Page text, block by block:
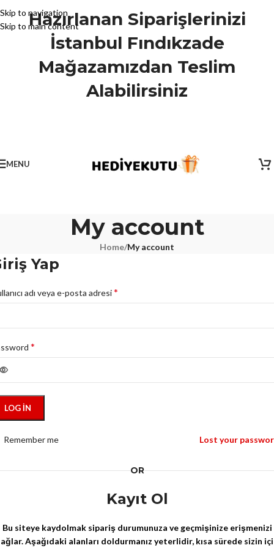
Skip to navigation
Skip to main content
Hazırlanan Siparişlerinizi
İstanbul Fındıkzade
Mağazamızdan Teslim
Alabilirsiniz
MENU
My account
Home/My account
Yap
adı veya e-posta adresi*
*
LOG IN
Lost your
Remember me
OR
Kayıt Ol
Bu siteye kaydolmak sipariş durumunuza ve geçmişinize erişmenizi
Aşağıdaki alanları doldurmanız yeterlidir, kısa sürede sizin